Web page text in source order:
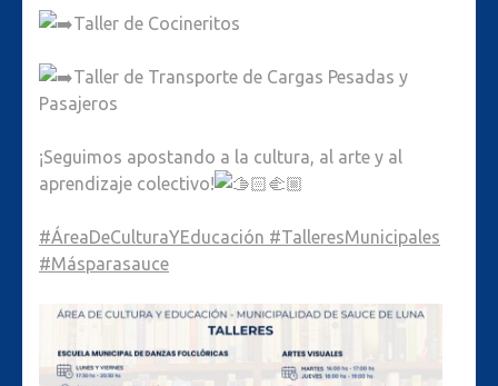
Taller de Cocineritos
Taller de Transporte de Cargas Pesadas y
Pasajeros
¡Seguimos apostando a la cultura, al arte y al
aprendizaje colectivo!
#ÁreaDeCulturaYEducación #TalleresMunicipales
#Másparasauce